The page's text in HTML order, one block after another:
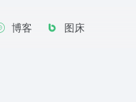
博客 图床